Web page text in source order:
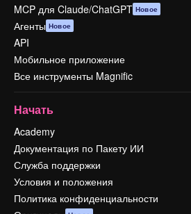
MCP для Claude/ChatGPT Новое
Агенты Новое
API
Мобильное приложение
Все инструменты Magnific
Начать
Academy
Документация по Пакету ИИ
Служба поддержки
Условия и положения
Политика конфиденциальности